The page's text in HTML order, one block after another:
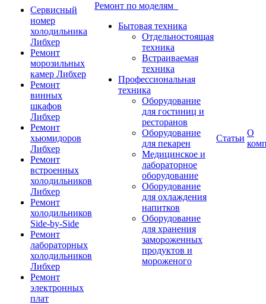
Сервисный
номер
холодильника
Либхер
Ремонт
морозильных
камер Либхер
Ремонт
винных
шкафов
Либхер
Ремонт
хьюмидоров
Либхер
Ремонт
встроенных
холодильников
Либхер
Ремонт
холодильников
Side-by-Side
Ремонт
лабораторных
холодильников
Либхер
Ремонт
электронных
плат
Ремонт по моделям
Бытовая техника
Отдельностоящая
техника
Встраиваемая
техника
Профессиональная
техника
Оборудование
для гостиниц и
ресторанов
Оборудование
для пекарен
Медицинское и
лабораторное
оборудование
Оборудование
для охлаждения
напитков
Оборудование
для хранения
замороженных
продуктов и
мороженого
Статьи
О